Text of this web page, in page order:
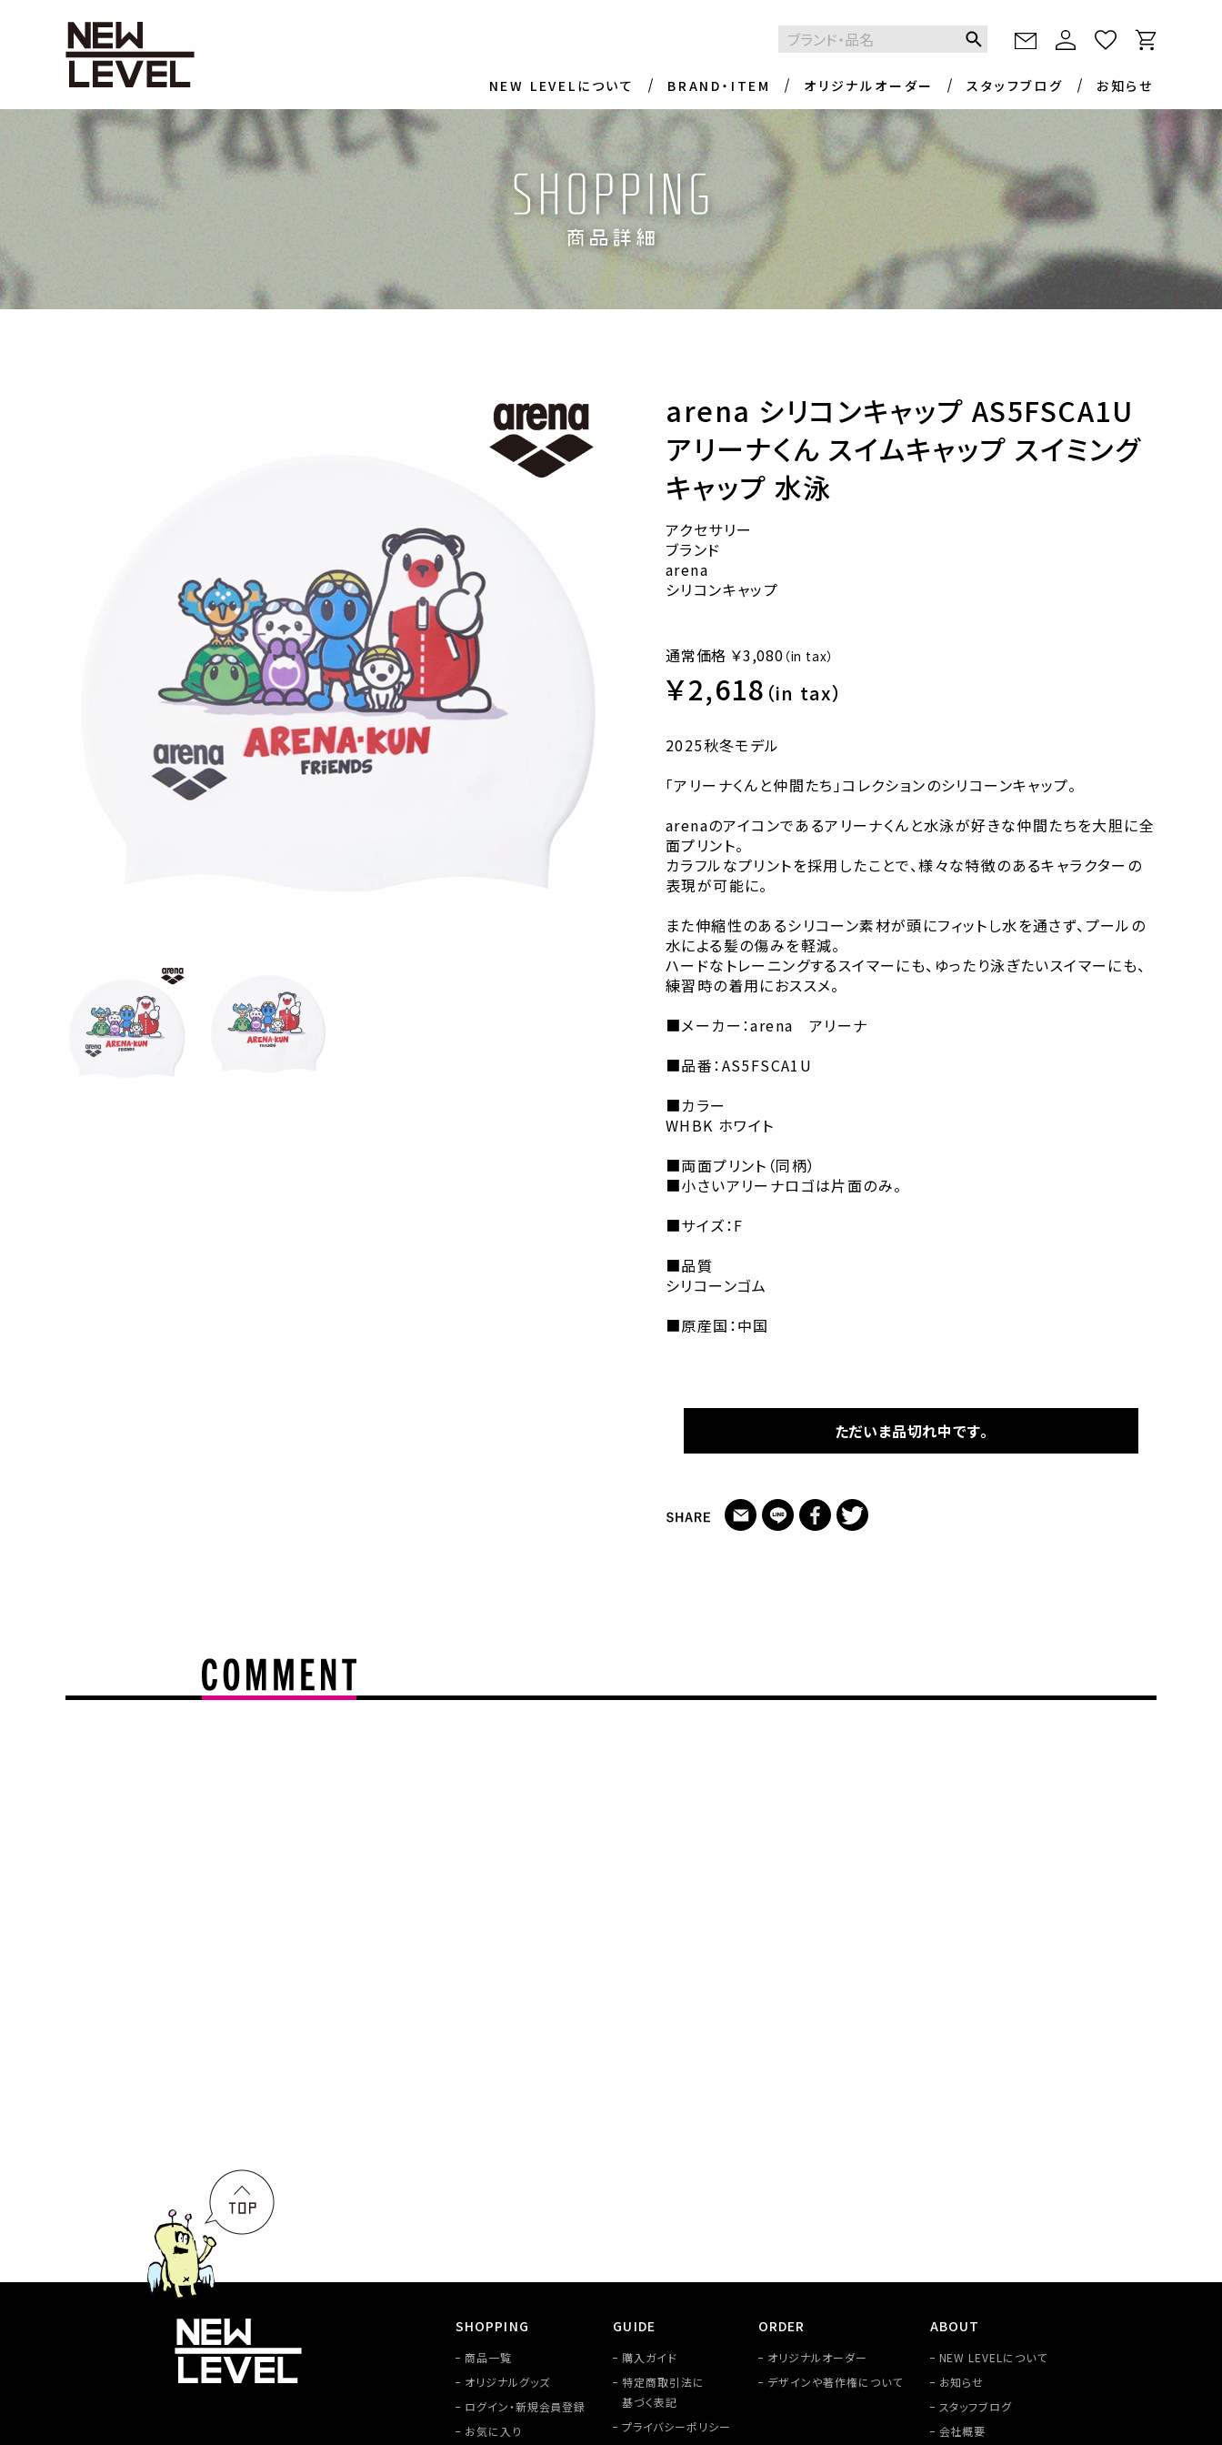
NEW LEVELについて BRAND・ITEM オリジナルオーダー スタッフブログ お知らせ
arena シリコンキャップ AS5FSCA1U
アリーナくん スイムキャップ スイミング
キャップ 水泳
アクセサリー
ブランド
arena
シリコンキャップ
通常価格 ￥3,080 （in tax）
￥2,618 （in tax）
2025秋冬モデル
「アリーナくんと仲間たち」コレクションのシリコーンキャップ。
arenaのアイコンであるアリーナくんと水泳が好きな仲間たちを大胆に全
面プリント。
カラフルなプリントを採用したことで、様々な特徴のあるキャラクターの
表現が可能に。
また伸縮性のあるシリコーン素材が頭にフィットし水を通さず、プールの
水による髪の傷みを軽減。
ハードなトレーニングするスイマーにも、ゆったり泳ぎたいスイマーにも、
練習時の着用におススメ。
■メーカー：arena アリーナ
■品番：AS5FSCA1U
■カラー
WHBK ホワイト
■両面プリント（同柄）
■小さいアリーナロゴは片面のみ。
■サイズ：F
■品質
シリコーンゴム
■原産国：中国
ただいま品切れ中です。
SHOPPING
商品一覧
オリジナルグッズ
ログイン・新規会員登録
お気に入り
GUIDE
購入ガイド
特定商取引法に
基づく表記
プライバシーポリシー
ORDER
オリジナルオーダー
デザインや著作権について
ABOUT
NEW LEVELについて
お知らせ
スタッフブログ
会社概要